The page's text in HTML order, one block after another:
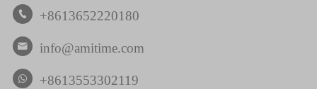
 +8613652220180
 info@amitime.com
+8613553302119